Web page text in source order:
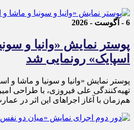
6 - آگوست - 2026
پوستر نمایش «وانیا و
اسپایک» رونمایی شد
پوستر نمایش «وانیا و سونیا و ماشا و
تهیه‌کنندگی علی فیروزی، با طراحی
هم‌زمان با آغاز اجراهای این اثر در